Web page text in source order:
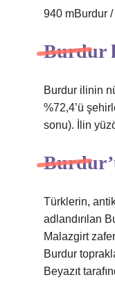
940 mBurdur /
Burdur
Burdur ilinin
%72,4’ü
sonu). İlin
Türklerin,
adlandırılan
Malazgirt
Burdur
Beyazıt